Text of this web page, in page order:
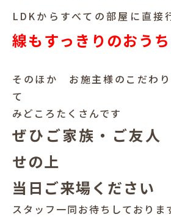
LDKからすべての部屋に直
線もすっきりのおうち
そのほか お施主様のこだわ
て
みどころたくさんです
ぜひご家族・ご友
せの上
当日ご来場ください
スタッフ一同お待ちしておりま